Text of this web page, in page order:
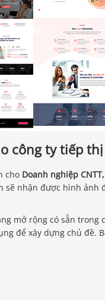
công ty tiếp
cho Doanh nghiệp
sẽ nhận được hình
mở rộng có sẵn trong
để xây dựng chủ đề.